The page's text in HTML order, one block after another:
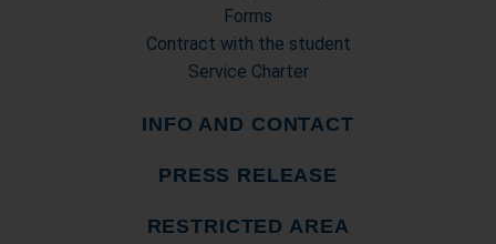
Forms
Contract with the student
Service Charter
INFO AND CONTACT
PRESS RELEASE
RESTRICTED AREA